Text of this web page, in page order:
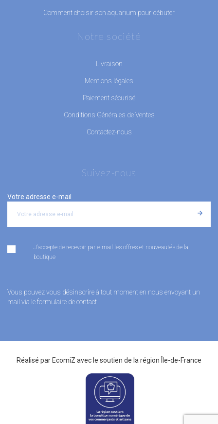
Comment choisir son aquarium pour débuter
Notre société
Livraison
Mentions légales
Paiement sécurisé
Conditions Générales de Ventes
Contactez-nous
Suivez-nous
Votre adresse e-mail
J'accepte de recevoir par e-mail les offres et nouveautés de la
boutique
Vous pouvez vous désinscrire à tout moment en nous envoyant un
mail via le formulaire de contact
Réalisé par EcomiZ avec le soutien de la région Île-de-France